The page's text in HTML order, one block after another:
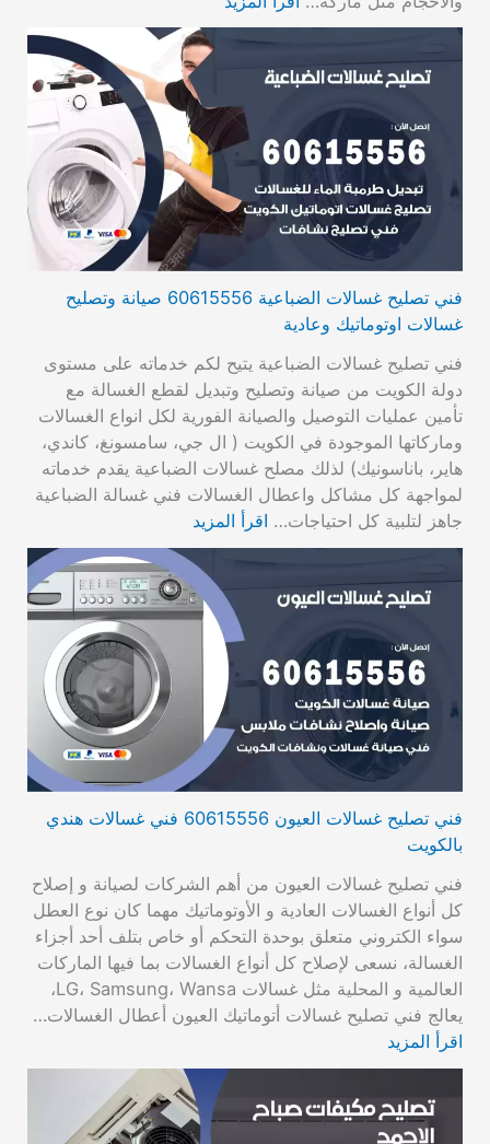
فني تصليح غسالات الضباعية 60615556 صيانة وتصليح
غسالات اوتوماتيك وعادية
فني تصليح غسالات الضباعية يتيح لكم خدماته على مستوى
دولة الكويت من صيانة وتصليح وتبديل لقطع الغسالة مع
تأمين عمليات التوصيل والصيانة الفورية لكل انواع الغسالات
وماركاتها الموجودة في الكويت ( ال جي، سامسونغ، كاندي،
هاير، باناسونيك) لذلك مصلح غسالات الضباعية يقدم خدماته
لمواجهة كل مشاكل واعطال الغسالات فني غسالة الضباعية
جاهز لتلبية كل احتياجات… اقرأ المزيد
فني تصليح غسالات العيون 60615556 فني غسالات هندي
بالكويت
فني تصليح غسالات العيون من أهم الشركات لصيانة و إصلاح
كل أنواع الغسالات العادية و الأوتوماتيك مهما كان نوع العطل
سواء الكتروني متعلق بوحدة التحكم أو خاص بتلف أحد أجزاء
الغسالة، نسعى لإصلاح كل أنواع الغسالات بما فيها الماركات
العالمية و المحلية مثل غسالات LG، Samsung، Wansa،
يعالج فني تصليح غسالات أتوماتيك العيون أعطال الغسالات…
اقرأ المزيد